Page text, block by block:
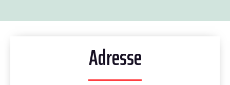
Adresse